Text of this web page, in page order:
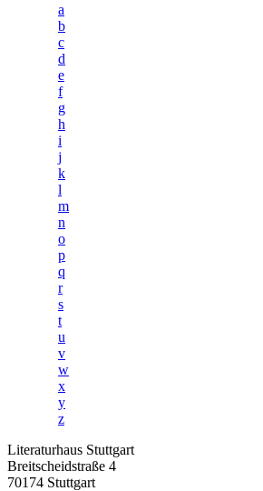
a
b
c
d
e
f
g
h
i
j
k
l
m
n
o
p
q
r
s
t
u
v
w
x
y
z
Literaturhaus Stuttgart
Breitscheidstraße 4
70174 Stuttgart